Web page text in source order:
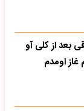
بعد از کلی آو
غاز اومدم